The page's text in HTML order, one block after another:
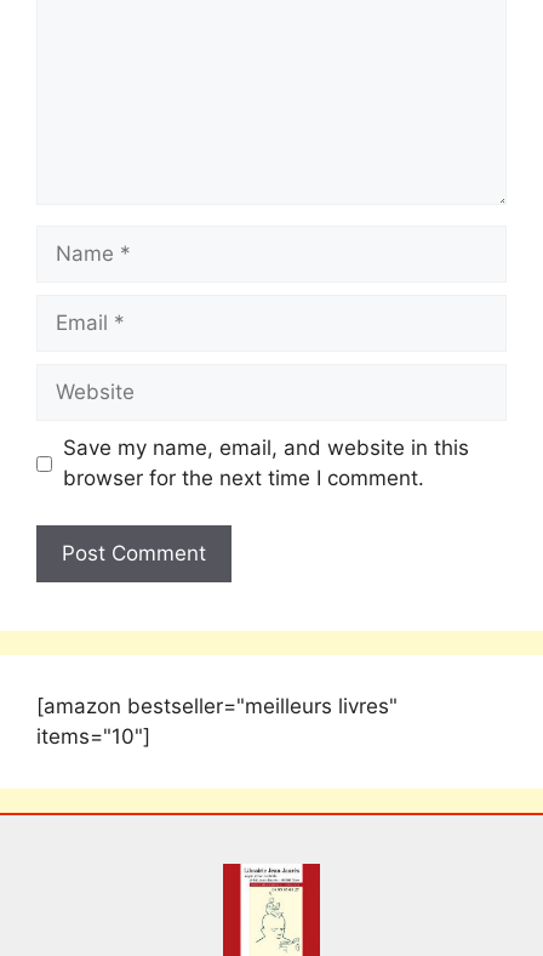
Save my name, email, and website in this
browser for the next time I comment.
[amazon bestseller="meilleurs livres"
items="10"]